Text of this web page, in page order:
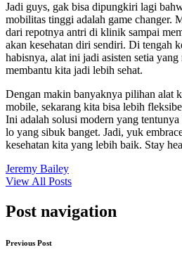
Jadi guys, gak bisa dipungkiri lagi
mobilitas tinggi adalah game changer.
dari repotnya antri di klinik sampai
akan kesehatan diri sendiri. Di tengah
habisnya, alat ini jadi asisten setia yang
membantu kita jadi lebih sehat.
Dengan makin banyaknya pilihan alat
mobile, sekarang kita bisa lebih
Ini adalah solusi modern yang
lo yang sibuk banget. Jadi, yuk
kesehatan kita yang lebih baik. Stay
Jeremy Bailey
View All Posts
Post navigation
Previous Post